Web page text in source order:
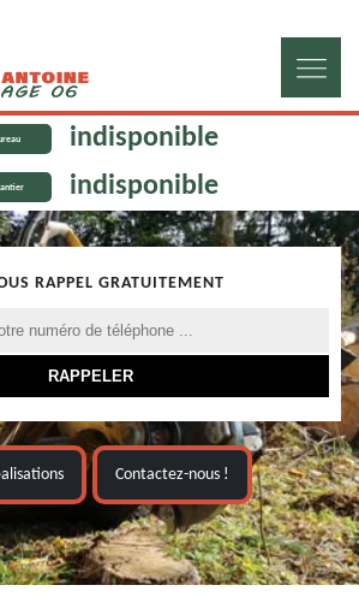
indisponible
indisponible
RAPPEL GRATUITEMENT
Contactez-nous !